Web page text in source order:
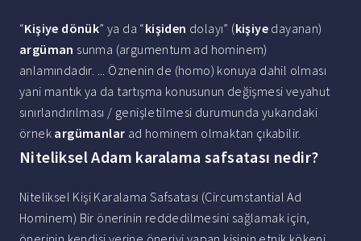
“Kişiye dönük” ya da “kişiden dolayı” (kişiye dayanan)
argüman sunma (argumentum ad hominem)
anlamındadır. ... Öznenin de (homo) konuya dahil olması
yani mantık ya da tartışma konusunun değişmesi veyahut
sınırlandırılması / genişletilmesi durumunda yukarıdaki
örnek argümanlar ad hominem olmaktan çıkabilir.
Niteliksel Adam karalama safsatası nedir?
Niteliksel Kişi Karalama Safsatası (Circumstantial Ad
Hominem) Bir önerinin reddedilmesini sağlamak için,